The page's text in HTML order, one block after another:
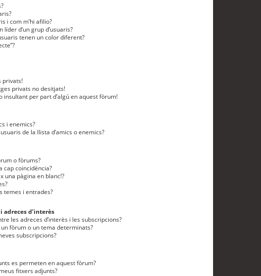
i com m’hi afilio?
d’un grup d’usuaris?
tenen un color diferent?
privats!
privats no desitjats!
insultant per part d’algú en aquest fòrum!
i enemics?
de la llista d’amics o enemics?
o fòrums?
cap coincidència?
una pàgina en blanc!?
temes i entrades?
adreces d’interès
les adreces d’interès i les subscripcions?
fòrum o un tema determinats?
subscripcions?
es permeten en aquest fòrum?
fitxers adjunts?